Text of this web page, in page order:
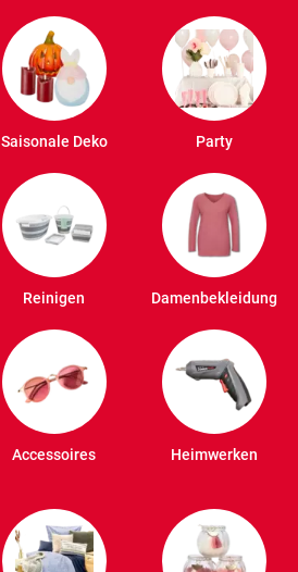
Saisonale Deko Party
Reinigen Damenbekleidung
Accessoires Heimwerken